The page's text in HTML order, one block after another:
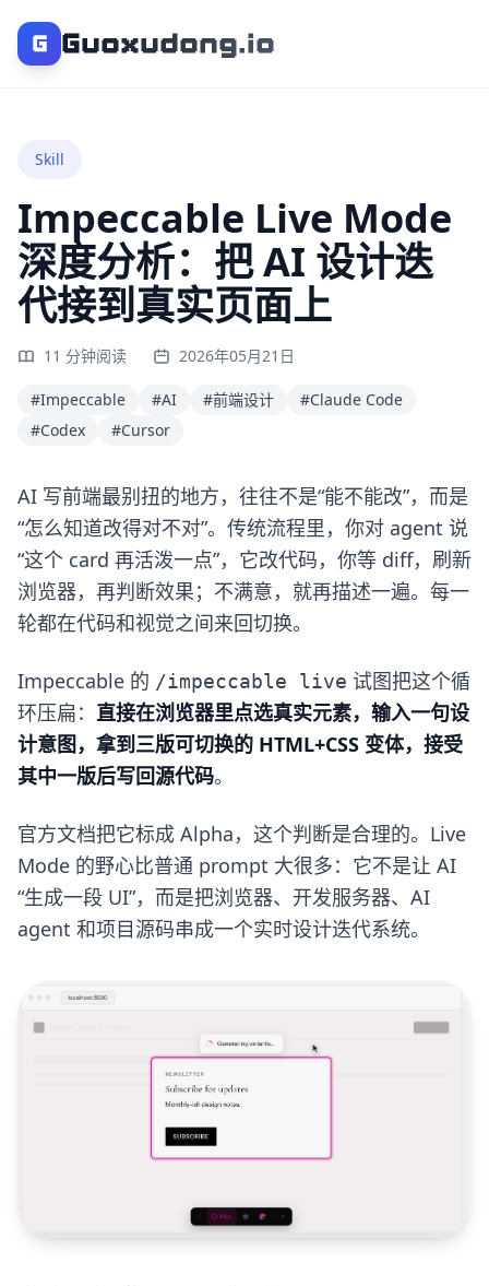
G Guoxudong.io
Skill
Impeccable Live Mode
深度分析：把 AI 设计迭
代接到真实页面上
11 分钟阅读 2026年05月21日
#Impeccable #AI #前端设计
#Claude Code
#Codex
#Cursor
AI 写前端最别扭的地方，往往不是“能不能改”，而是
“怎么知道改得对不对”。传统流程里，你对 agent 说
“这个 card 再活泼一点”，它改代码，你等 diff，刷新
浏览器，再判断效果；不满意，就再描述一遍。每一
轮都在代码和视觉之间来回切换。
Impeccable 的 /impeccable live 试图把这个循
环压扁： 直接在浏览器里点选真实元素，输入一句设
计意图，拿到三版可切换的 HTML+CSS 变体，接受
其中一版后写回源代码。
官方文档把它标成 Alpha，这个判断是合理的。Live
Mode 的野心比普通 prompt 大很多：它不是让 AI
“生成一段 UI”，而是把浏览器、开发服务器、AI
agent 和项目源码串成一个实时设计迭代系统。